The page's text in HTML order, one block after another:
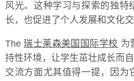
风光。这种学习与探索的独特
长，也促进了个人发展和文化交
The 瑞士莱森美国国际学校 为
持性环境，让学生茁壮成长而
交流方面尤其值得一提，因为